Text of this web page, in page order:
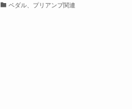
ペダル、プリアンプ関連